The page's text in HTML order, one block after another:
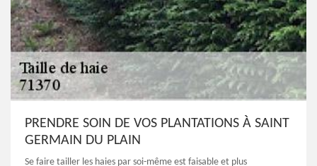
PRENDRE SOIN DE VOS PLANTATIONS À SAINT
GERMAIN DU PLAIN
Se faire tailler les haies par soi-même est faisable et plus